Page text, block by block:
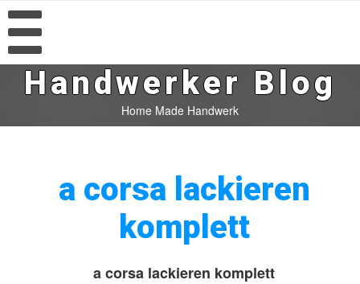
Handwerker Blog
Home Made Handwerk
a corsa lackieren
komplett
a corsa lackieren komplett